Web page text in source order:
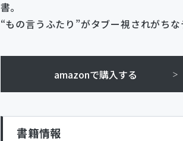
書。
“もの言うふたり”がタブー視されがち
amazonで購入する
書籍情報